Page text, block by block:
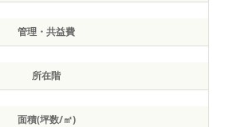
管理・共益費
所在階
面積(坪数/㎡)